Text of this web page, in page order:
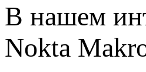
В нашем
Nokta